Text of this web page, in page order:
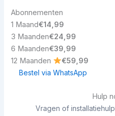
Abonnementen
1 Maand€14,99
3 Maanden€24,99
6 Maanden€39,99
12 Maanden
€59,99
Bestel via WhatsApp
Hulp
Vragen of